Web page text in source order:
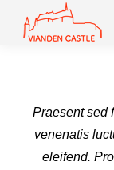
Praesent sed
venenatis
eleifend.